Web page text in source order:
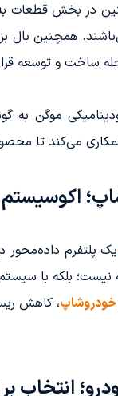
در بخش قطعات به
همچنین بال
ساخت و توسعه
موگن به
می‌کند تا
یک پلتفرم
نیست؛ بلکه با
خودروشاپ، کاهش
انتخاب